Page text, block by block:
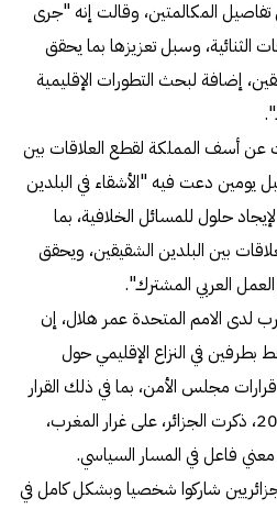
المكالمتين، وقالت إنه "جرى
الثنائية، وسبل تعزيزها بما يحقق
إضافة لبحث التطورات الإقليمية
عن أسف المملكة لقطع العلاقات بين
يومين دعت فيه "الأشقاء في البلدين
حلول للمسائل الخلافية، بما
بين البلدين الشقيقين، ويحقق
العربي المشترك".
لدى الامم المتحدة عمر هلال، إن
بطرفين في النزاع الإقليمي حول
مجلس الأمن، بما في ذلك القرار
2548 الصادر في 30 أكتوبر 2020، ذكرت الجزائر، على غرار المغرب،
فاعل في المسار السياسي.
شاركوا شخصيا وبشكل كامل في